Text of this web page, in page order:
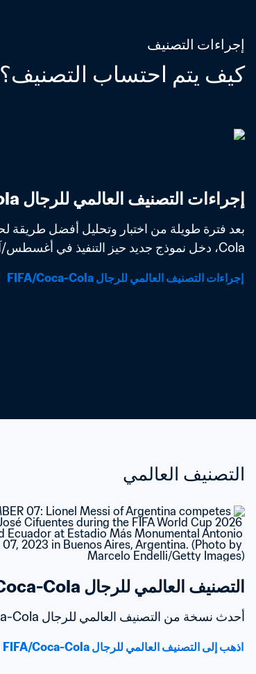
إجراءات التصنيف
كيف يتم احتساب التصنيف؟
إجراءات التصنيف العالمي للرجال FIFA/Coca-Cola
Cola، دخل نموذج جديد حيز التنفيذ في أغسطس/آب 2018 بعد موافقة مجلس FIFA.
إجراءات التصنيف العالمي للرجال FIFA/Coca-Cola
التصنيف العالمي
التصنيف العالمي للرجال FIFA/Coca-Cola
أحدث نسخة من التصنيف العالمي للرجال FIFA/Coca-Cola
اذهب إلى التصنيف العالمي للرجال FIFA/Coca-Cola